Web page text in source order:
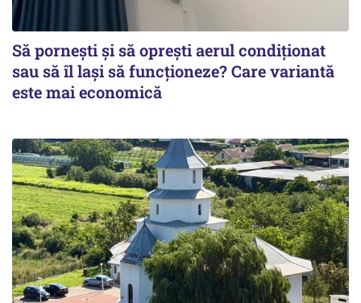
Să pornești și să oprești aerul condiționat
sau să îl lași să funcționeze? Care variantă
este mai economică